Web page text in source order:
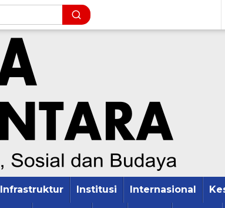
Infrastruktur Institusi Internasional